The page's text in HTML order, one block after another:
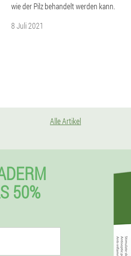
wie der Pilz behandelt werden kann.
8 Juli 2021
Alle Artikel
50%